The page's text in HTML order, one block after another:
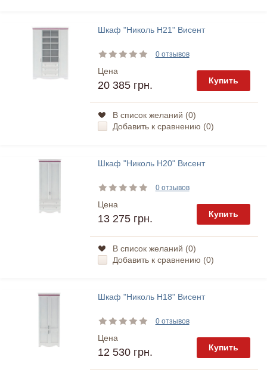
Шкаф "Николь Н21" Висент
0 отзывов
Цена
20 385 грн. Купить
В список желаний (0)
Добавить к сравнению (0)
Шкаф "Николь Н20" Висент
0 отзывов
Цена
13 275 грн. Купить
В список желаний (0)
Добавить к сравнению (0)
Шкаф "Николь Н18" Висент
0 отзывов
Цена
12 530 грн. Купить